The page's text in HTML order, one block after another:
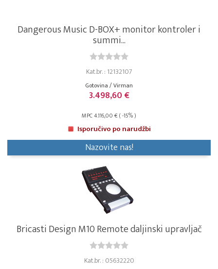
Dangerous Music D-BOX+ monitor kontroler i
summi...
Kat.br. : 12132107
Gotovina / Virman
3.498,60 €
MPC 4.116,00 € ( -15% )
Isporučivo po narudžbi
Nazovite nas!
Bricasti Design M10 Remote daljinski upravljač
Kat.br. : 05632220